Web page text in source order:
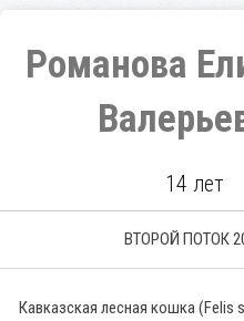
Романова
14 лет
ВТОРОЙ ПОТОК
Кавказская лесная кошка(Felis